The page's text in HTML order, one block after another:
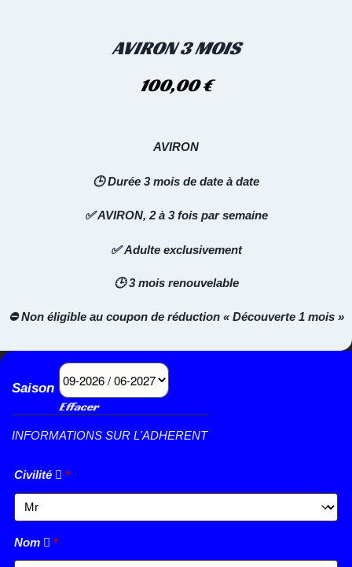
AVIRON 3 MOIS
100,00€
AVIRON
🕒 Durée 3 mois de date à date
✅ AVIRON, 2 à 3 fois par semaine
✅ Adulte exclusivement
🕒 3 mois renouvelable
⛔Non éligible au coupon de réduction « Découverte 1 mois »
Saison
Effacer
INFORMATIONS SUR L'ADHERENT
Civilité *
Nom *